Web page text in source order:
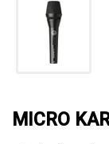
MICRO